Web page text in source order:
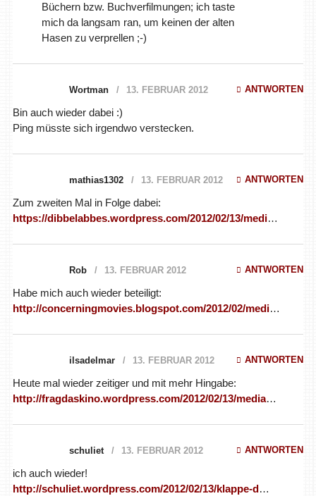
Büchern bzw. Buchverfilmungen; ich taste
mich da langsam ran, um keinen der alten
Hasen zu verprellen ;-)
Wortman 13. FEBRUAR 2012 ANTWORTEN
Bin auch wieder dabei :)
Ping müsste sich irgendwo verstecken.
mathias1302 13. FEBRUAR 2012 ANTWORTEN
Zum zweiten Mal in Folge dabei:
https://dibbelabbes.wordpress.com/2012/02/13/medi…
Rob 13. FEBRUAR 2012 ANTWORTEN
Habe mich auch wieder beteiligt:
http://concerningmovies.blogspot.com/2012/02/medi…
ilsadelmar 13. FEBRUAR 2012 ANTWORTEN
Heute mal wieder zeitiger und mit mehr Hingabe:
http://fragdaskino.wordpress.com/2012/02/13/media…
schuliet 13. FEBRUAR 2012 ANTWORTEN
ich auch wieder!
http://schuliet.wordpress.com/2012/02/13/klappe-d…